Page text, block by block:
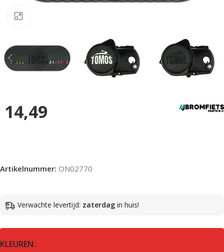
14,49
Artikelnummer: ON02770
Verwachte levertijd: zaterdag in huis!
KLEUREN